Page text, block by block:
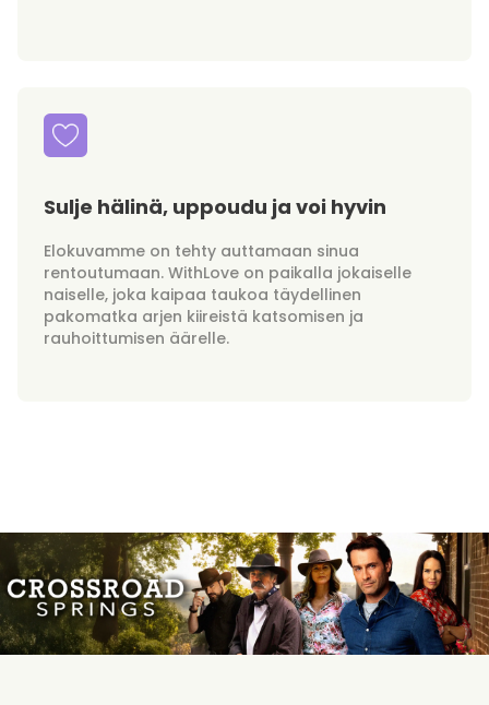
Sulje hälinä, uppoudu ja voi hyvin
Elokuvamme on tehty auttamaan sinua
rentoutumaan. WithLove on paikalla jokaiselle
naiselle, joka kaipaa taukoa täydellinen
pakomatka arjen kiireistä katsomisen ja
rauhoittumisen äärelle.